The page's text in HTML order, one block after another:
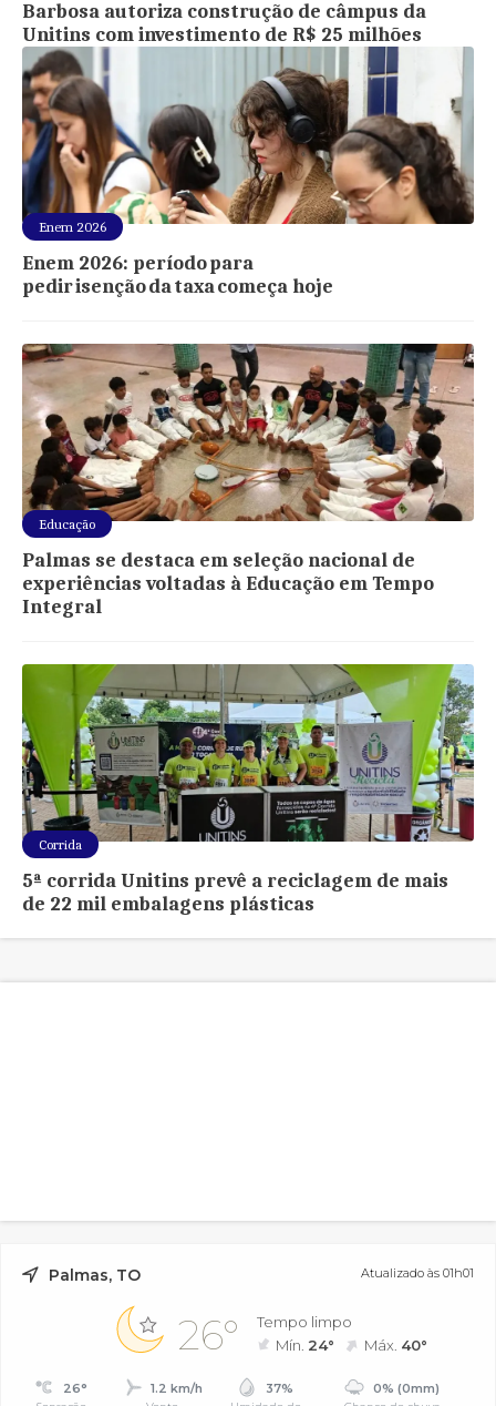
Barbosa autoriza construção de câmpus da
Unitins com investimento de R$ 25 milhões
Enem 2026
Enem 2026: período para
pedir isenção da taxa começa hoje
Educação
Palmas se destaca em seleção nacional de
experiências voltadas à Educação em Tempo
Integral
Corrida
5ª corrida Unitins prevê a reciclagem de mais
de 22 mil embalagens plásticas
Palmas, TO Atualizado às 01h01
26°
Tempo limpo
Mín. 24° Máx. 40°
26° 1.2 km/h 37% 0% (0mm)